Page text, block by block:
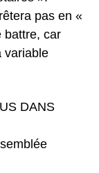
pas en «
battre, car
variable
DANS